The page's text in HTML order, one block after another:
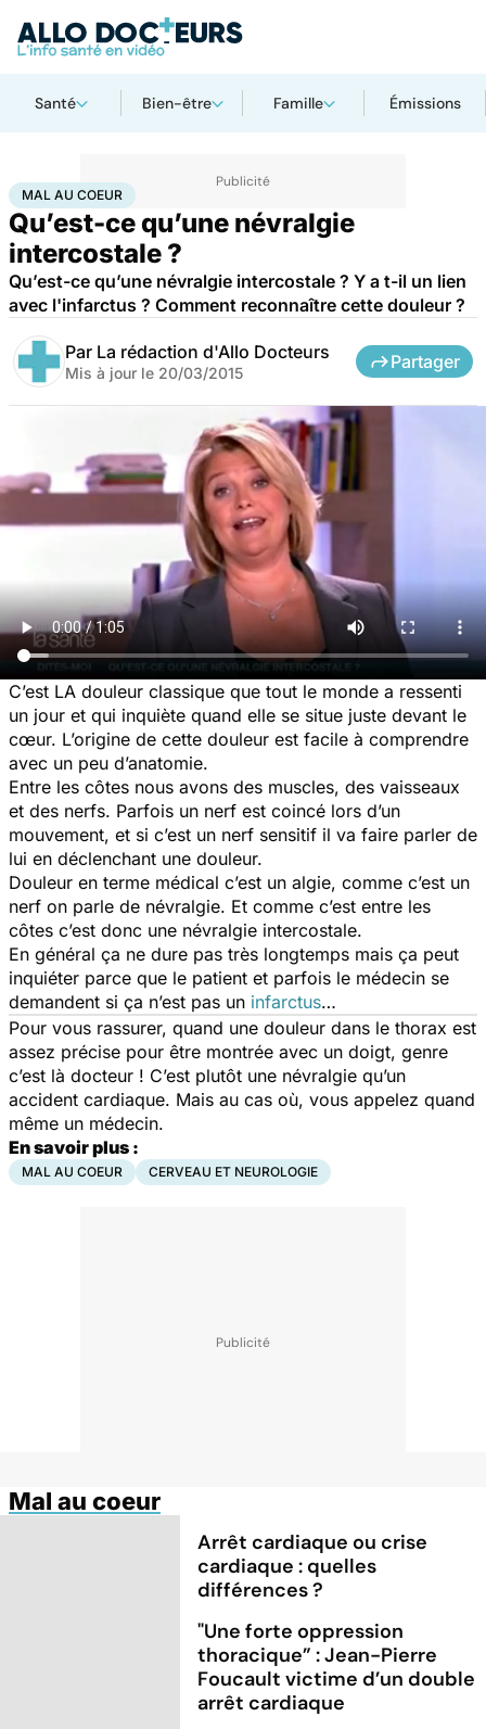
Santé Bien-être Famille Émissions
AccueilSantéBobos du quotidien Mal au coeur
MAL AU COEUR
Qu’est-ce qu’une névralgie
intercostale ?
Qu’est-ce qu’une névralgie intercostale ? Y a t-il un lien
avec l'infarctus ? Comment reconnaître cette douleur ?
Par La rédaction d'Allo Docteurs
Mis à jour le 20/03/2015
Partager
C’est LA douleur classique que tout le monde a ressenti
un jour et qui inquiète quand elle se situe juste devant le
cœur. L’origine de cette douleur est facile à comprendre
avec un peu d’anatomie.
Entre les côtes nous avons des muscles, des vaisseaux
et des nerfs. Parfois un nerf est coincé lors d’un
mouvement, et si c’est un nerf sensitif il va faire parler de
lui en déclenchant une douleur.
Douleur en terme médical c’est un algie, comme c’est un
nerf on parle de névralgie. Et comme c’est entre les
côtes c’est donc une névralgie intercostale.
En général ça ne dure pas très longtemps mais ça peut
inquiéter parce que le patient et parfois le médecin se
demandent si ça n’est pas un infarctus…
Pour vous rassurer, quand une douleur dans le thorax est
assez précise pour être montrée avec un doigt, genre
c’est là docteur ! C’est plutôt une névralgie qu’un
accident cardiaque. Mais au cas où, vous appelez quand
même un médecin.
En savoir plus :
MAL AU COEUR CERVEAU ET NEUROLOGIE
Mal au coeur
Arrêt cardiaque ou crise
cardiaque : quelles
différences ?
"Une forte oppression
thoracique” : Jean-Pierre
Foucault victime d’un double
arrêt cardiaque